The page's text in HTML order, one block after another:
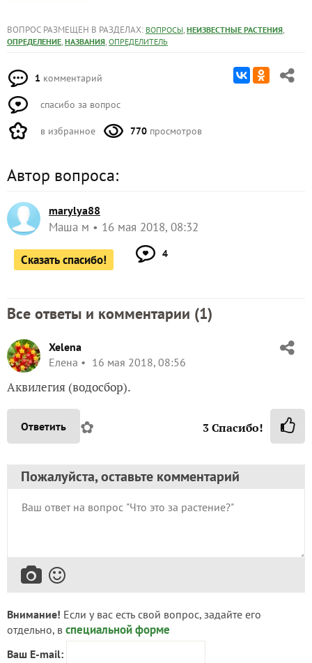
ВОПРОС РАЗМЕЩЕН В РАЗДЕЛАХ: ВОПРОСЫ, НЕИЗВЕСТНЫЕ РАСТЕНИЯ,
ОПРЕДЕЛЕНИЕ, НАЗВАНИЯ, ОПРЕДЕЛИТЕЛЬ
1 комментарий
спасибо за вопрос
в избранное 770 просмотров
Автор вопроса:
marylya88
Маша м 16 мая 2018, 08:32
Сказать спасибо! 4
Все ответы и комментарии (1)
Xelena
Елена
16 мая 2018, 08:56
Аквилегия (водосбор).
Ответить ✿ 3Спасибо!
Пожалуйста, оставьте комментарий
Внимание! Если у вас есть свой вопрос, задайте его
отдельно, в специальной форме
Ваш E-mail: